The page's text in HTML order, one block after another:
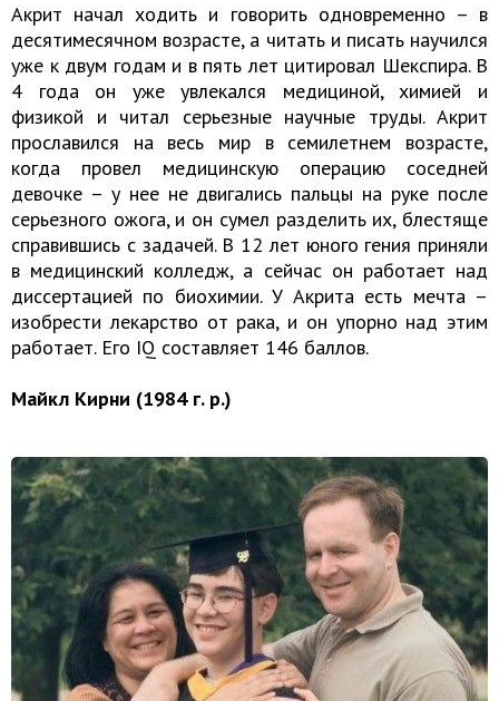
Акрит начал ходить и говорить одновременно – в
десятимесячном возрасте, а читать и писать научился
уже к двум годам и в пять лет цитировал Шекспира. В
4 года он уже увлекался медициной, химией и
физикой и читал серьезные научные труды. Акрит
прославился на весь мир в семилетнем возрасте,
когда провел медицинскую операцию соседней
девочке – у нее не двигались пальцы на руке после
серьезного ожога, и он сумел разделить их, блестяще
справившись с задачей. В 12 лет юного гения приняли
в медицинский колледж, а сейчас он работает над
диссертацией по биохимии. У Акрита есть мечта –
изобрести лекарство от рака, и он упорно над этим
работает. Его IQ составляет 146 баллов.
Майкл Кирни (1984 г. р.)